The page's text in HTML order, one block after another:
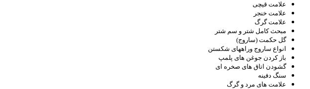
علامت قیچی
علامت خنجر
علامت گرگ
مبحث کامل شتر و سم شتر
گل حکمت (ساروج)
انواع ساروج وراههای شکستن
باز کردن جوغن های پلمپ
گشودن اتاق های صخره ای
سنگ دفینه
علامت های مرد و گرگ